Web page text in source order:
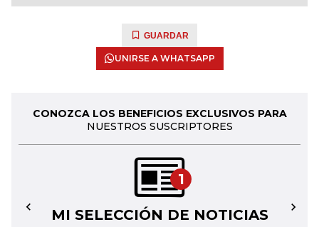
GUARDAR
UNIRSE A WHATSAPP
CONOZCA LOS BENEFICIOS EXCLUSIVOS PARA
NUESTROS SUSCRIPTORES
1
MI SELECCIÓN DE NOTICIAS
← →